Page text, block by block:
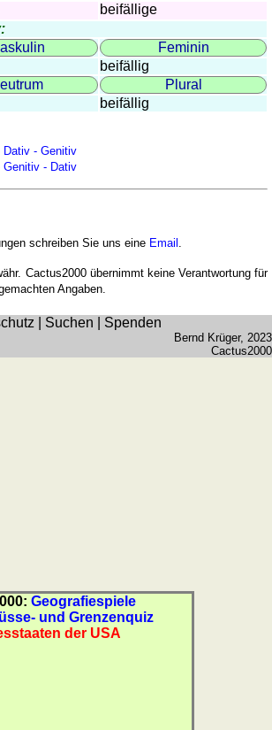
beifällige
Feminin
beifällig
Plural
beifällig
Dativ - Genitiv
Genitiv - Dativ
schreiben Sie uns eine Email .
Cactus2000 übernimmt keine Verantwortung für
Angaben.
Geografiespiele
und Grenzenquiz
der USA
Suchen Spenden
Bernd Krüger, 2023
Cactus2000